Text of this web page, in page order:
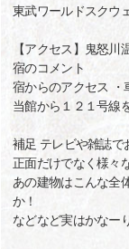
東武ワールドスクウ
【アクセス】鬼怒川
宿のコメント
宿からのアクセス
当館から１２１号線
補足 テレビや雑誌で
正面だけでなく様々
あの建物はこんな全
か！
などなど実はかなー